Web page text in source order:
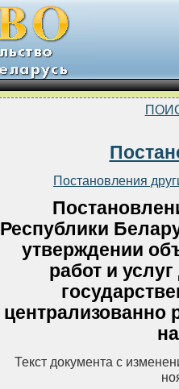
Постановления
Республики
утверждении
работ и
централизованно
Текст документа с